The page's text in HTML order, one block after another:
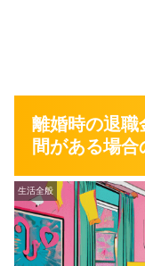
離婚時の退職
間がある場合
生活全般